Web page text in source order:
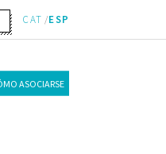
CAT ESP
ASOCIARSE